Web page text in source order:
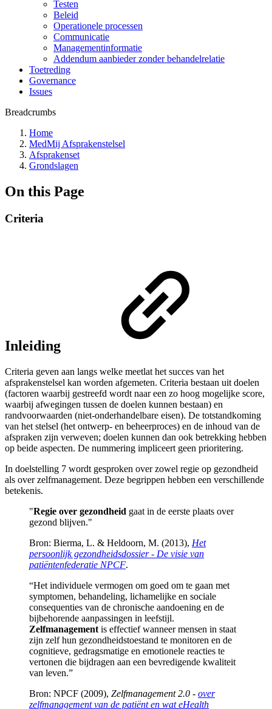
Testen
Beleid
Operationele processen
Communicatie
Managementinformatie
Addendum aanbieder zonder behandelrelatie
Toetreding
Governance
Issues
Breadcrumbs
Home
MedMij Afsprakenstelsel
Afsprakenset
Grondslagen
On this Page
Criteria
Inleiding
Criteria geven aan langs welke meetlat het succes van het
afsprakenstelsel kan worden afgemeten. Criteria bestaan uit doelen
(factoren waarbij gestreefd wordt naar een zo hoog mogelijke score,
waarbij afwegingen tussen de doelen kunnen bestaan) en
randvoorwaarden (niet-onderhandelbare eisen). De totstandkoming
van het stelsel (het ontwerp- en beheerproces) en de inhoud van de
afspraken zijn verweven; doelen kunnen dan ook betrekking hebben
op beide aspecten. De nummering impliceert geen prioritering.
In doelstelling 7 wordt gesproken over zowel regie op gezondheid
als over zelfmanagement. Deze begrippen hebben een verschillende
betekenis.
"Regie over gezondheid gaat in de eerste plaats over
gezond blijven."
Bron: Bierma, L. & Heldoorn, M. (2013), Het
persoonlijk gezondheidsdossier - De visie van
patiëntenfederatie NPCF.
“Het individuele vermogen om goed om te gaan met
symptomen, behandeling, lichamelijke en sociale
consequenties van de chronische aandoening en de
bijbehorende aanpassingen in leefstijl.
Zelfmanagement is effectief wanneer mensen in staat
zijn zelf hun gezondheidstoestand te monitoren en de
cognitieve, gedragsmatige en emotionele reacties te
vertonen die bijdragen aan een bevredigende kwaliteit
van leven.”
Bron: NPCF (2009), Zelfmanagement 2.0 - over
zelfmanagement van de patiënt en wat eHealth